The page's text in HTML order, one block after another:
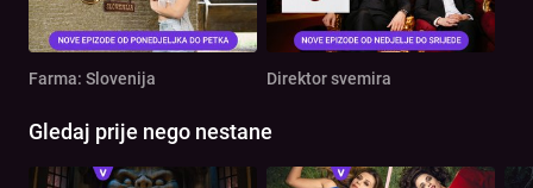
Farma: Slovenija Direktor svemira
Gledaj prije nego nestane